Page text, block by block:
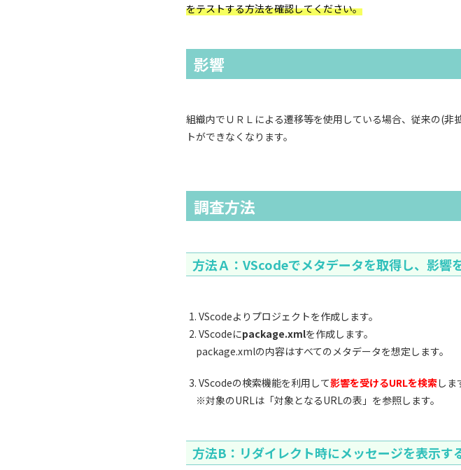
をテストする方法を確認してください。
影響
組織内でＵＲＬによる遷移等を使用している場合、従来の(
トができなくなります。
調査方法
方法Ａ：VScodeでメタデータを取得し、影響
VScodeよりプロジェクトを作成します。
VScodeにpackage.xmlを作成します。
package.xmlの内容はすべてのメタデータを想定します。
VScodeの検索機能を利用して影響を受けるURLを検索しま
※対象のURLは「対象となるURLの表」を参照します。
方法B：リダイレクト時にメッセージを表示す